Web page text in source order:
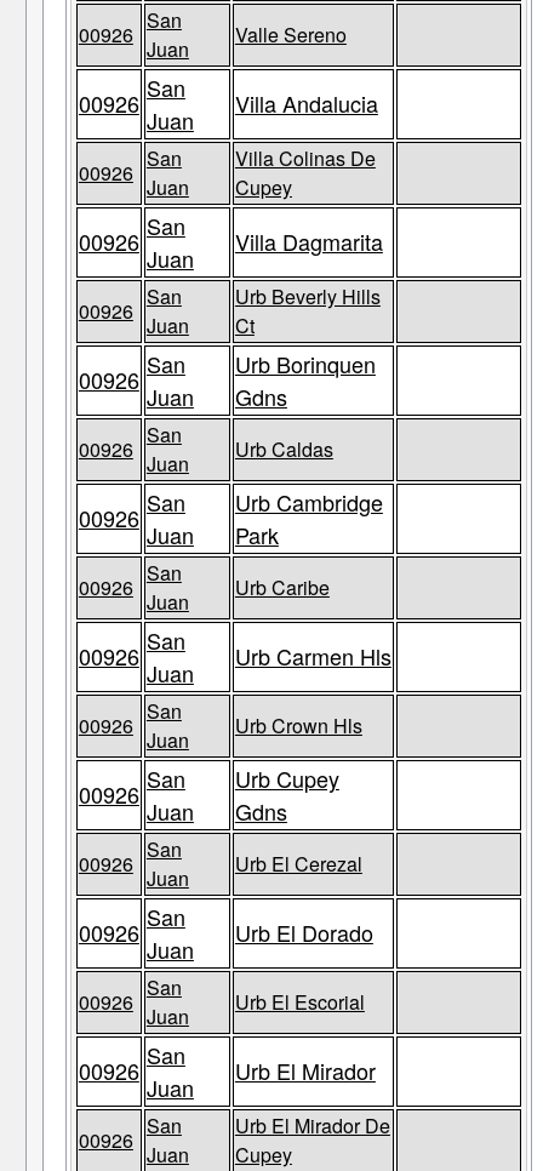
00926
San
Juan
Valle Sereno
00926 San
Juan
Villa Andalucia
00926
San
Juan
Villa Colinas De
Cupey
00926 San
Juan
Villa Dagmarita
00926
San
Juan
Urb Beverly Hills
Ct
00926 San
Juan
Urb Borinquen
Gdns
00926
San
Juan
Urb Caldas
00926 San
Juan
Urb Cambridge
Park
00926
San
Juan
Urb Caribe
00926 San
Juan
Urb Carmen Hls
00926
San
Juan
Urb Crown Hls
00926 San
Juan
Urb Cupey
Gdns
00926
San
Juan
Urb El Cerezal
00926 San
Juan
Urb El Dorado
00926
San
Juan
Urb El Escorial
00926 San
Juan
Urb El Mirador
00926
San
Juan
Urb El Mirador De
Cupey